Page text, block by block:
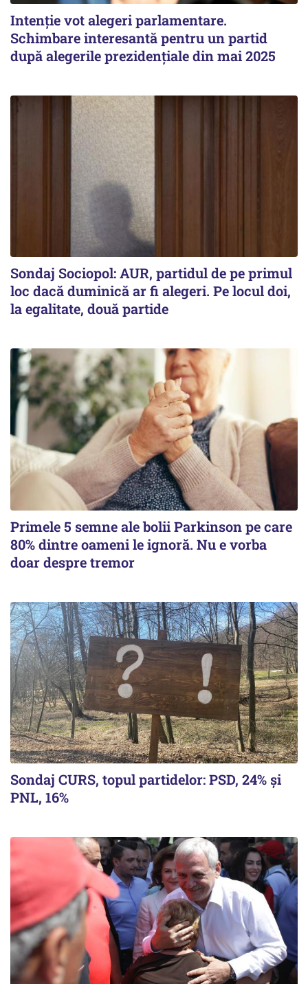
Intenție vot alegeri parlamentare.
Schimbare interesantă pentru un partid
după alegerile prezidențiale din mai 2025
Sondaj Sociopol: AUR, partidul de pe primul
loc dacă duminică ar fi alegeri. Pe locul doi,
la egalitate, două partide
Primele 5 semne ale bolii Parkinson pe care
80% dintre oameni le ignoră. Nu e vorba
doar despre tremor
Sondaj CURS, topul partidelor: PSD, 24% şi
PNL, 16%